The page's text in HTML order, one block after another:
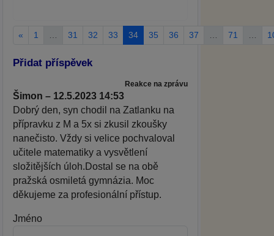
« 1 31 32 33 34 35 36 37 71
Přidat příspěvek
Reakce na zprávu
Šimon – 12.5.2023 14:53
Dobrý den, syn chodil na Zatlanku na
přípravku z M a 5x si zkusil zkoušky
nanečisto. Vždy si velice pochvaloval
učitele matematiky a vysvětlení
složitějších úloh.Dostal se na obě
pražská osmiletá gymnázia. Moc
děkujeme za profesionální přístup.
Jméno